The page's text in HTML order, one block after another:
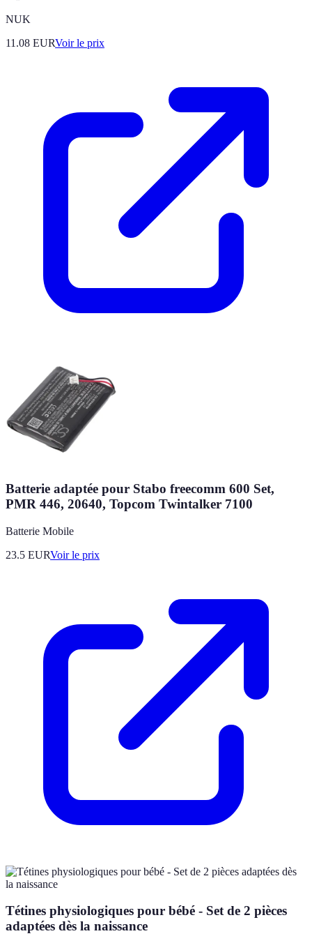
NUK
11.08 EURVoir le prix
Batterie adaptée pour Stabo freecomm 600 Set,
PMR 446, 20640, Topcom Twintalker 7100
Batterie Mobile
23.5 EURVoir le prix
Tétines physiologiques pour bébé - Set de 2 pièces
adaptées dès la naissance